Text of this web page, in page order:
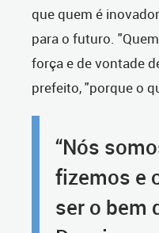
que quem é
para o futuro.
força e de vontade
prefeito, "porque o
“Nós
fizemos e
ser o bem